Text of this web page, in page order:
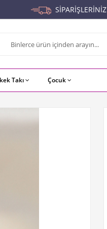
SİPARİŞLERİNİZ
Takı Çocuk